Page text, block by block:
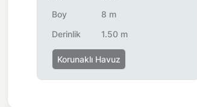
Boy
8 m
Derinlik
1.50 m
Korunaklı Havuz